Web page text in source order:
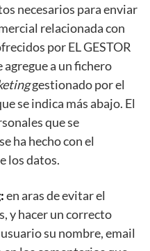
necesarios para enviar
relacionada con
por EL GESTOR
agregue a un fichero
gestionado por el
se indica más abajo. El
que se
ha hecho con el
los datos.
en aras de evitar el
y hacer un correcto
su nombre, email